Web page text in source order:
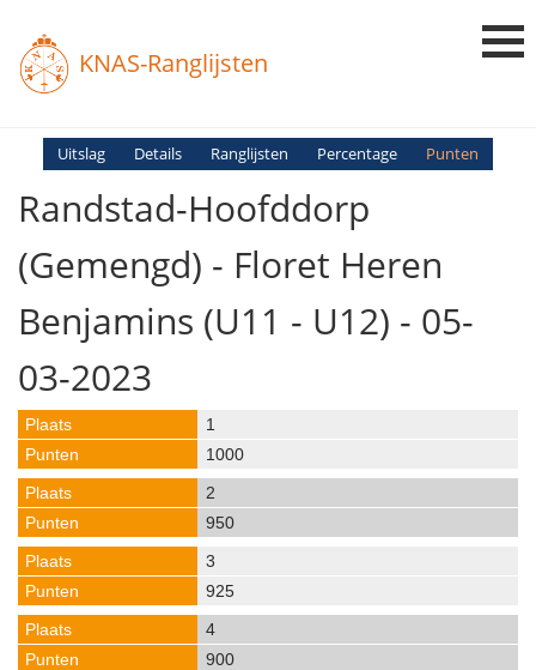
KNAS-Ranglijsten
Login
Uitslag Details Ranglijsten Percentage Punten
Randstad-Hoofddorp
(gemengd) - Floret Heren
Benjamins (U11 - U12) - 05-
03-2023
1
1000
2
950
3
925
4
900